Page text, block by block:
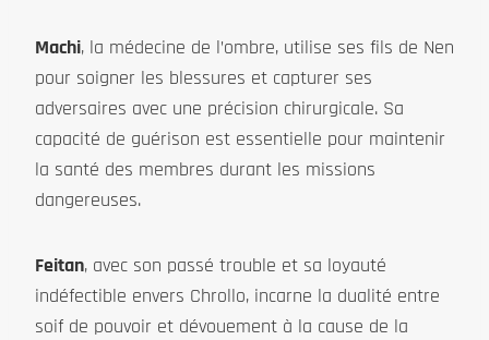
Machi, la médecine de l’ombre, utilise ses fils de Nen
pour soigner les blessures et capturer ses
adversaires avec une précision chirurgicale. Sa
capacité de guérison est essentielle pour maintenir
la santé des membres durant les missions
dangereuses.
Feitan, avec son passé trouble et sa loyauté
indéfectible envers Chrollo, incarne la dualité entre
soif de pouvoir et dévouement à la cause de la